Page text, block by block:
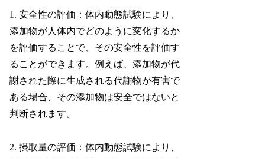
1. 安全性の評価：体内動態試験により、
添加物が人体内でどのように変化するか
を評価することで、その安全性を評価す
ることができます。例えば、添加物が代
謝された際に生成される代謝物が有害で
ある場合、その添加物は安全ではないと
判断されます。
2. 摂取量の評価：体内動態試験により、